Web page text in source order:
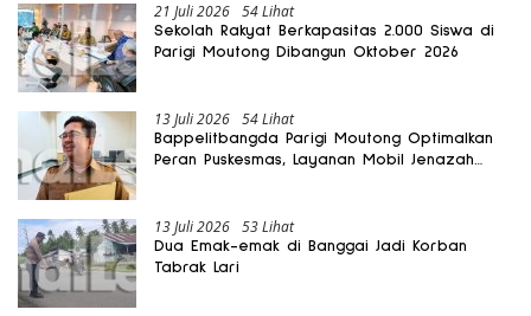
21 Juli 2026 54 Lihat
Sekolah Rakyat Berkapasitas 2.000 Siswa di
Parigi Moutong Dibangun Oktober 2026
13 Juli 2026 54 Lihat
Bappelitbangda Parigi Moutong Optimalkan
Peran Puskesmas, Layanan Mobil Jenazah
13 Juli 2026 53 Lihat
Dua Emak-emak di Banggai Jadi Korban
Tabrak Lari